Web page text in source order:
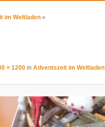
im Weltladen »
× 1200 in Adventszeit im Weltladen